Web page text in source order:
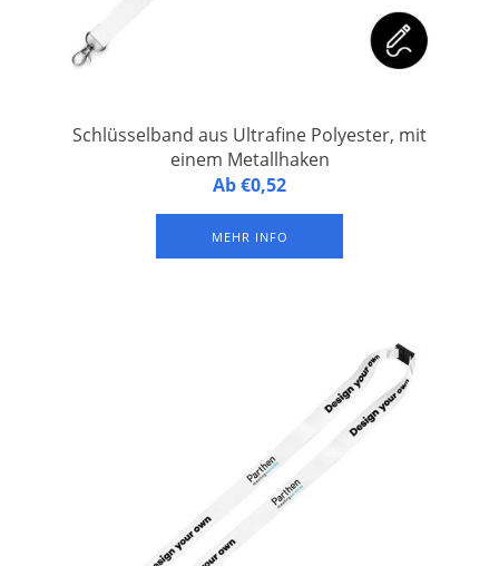
Schlüsselband aus Ultrafine Polyester, mit
einem Metallhaken
Personalisiertes Schlüsselband aus ultrafeinem Polyester,
Seiten.
Ab €0,52
MEHR INFO